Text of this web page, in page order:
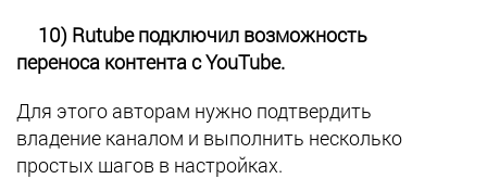
10) Rutube подключил возможность
переноса контента с YouTube.
Для этого авторам нужно подтвердить
владение каналом и выполнить несколько
простых шагов в настройках.